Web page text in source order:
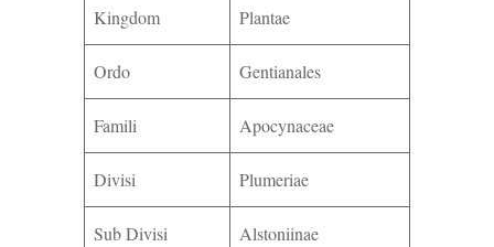
Kingdom Plantae
Ordo Gentianales
Famili Apocynaceae
Divisi Plumeriae
Sub Divisi Alstoniinae